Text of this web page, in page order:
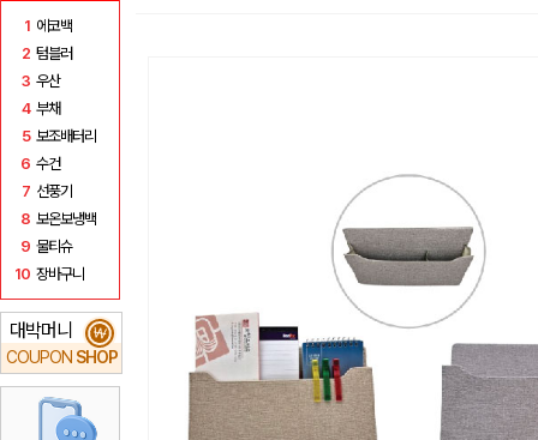
1 에코백
2 텀블러
3 우산
4 부채
5 보조배터리
6 수건
7 선풍기
8 보온보냉백
9 물티슈
10 장바구니
대박머니
COUPON SHOP
₩